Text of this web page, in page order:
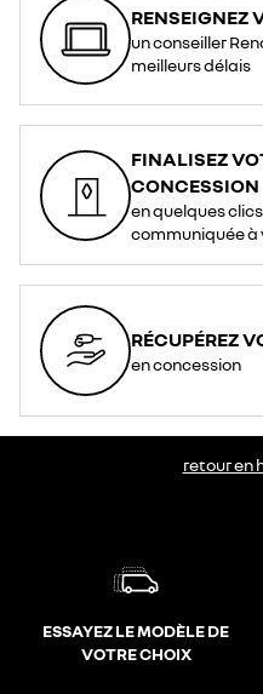
RENSEIGNEZ
un conseiller
meilleurs délais
FINALISEZ
CONCESSION
en quelques
communiquée à
RÉCUPÉREZ
en concession
retour en
ESSAYEZ LE MODÈLE DE
VOTRE CHOIX